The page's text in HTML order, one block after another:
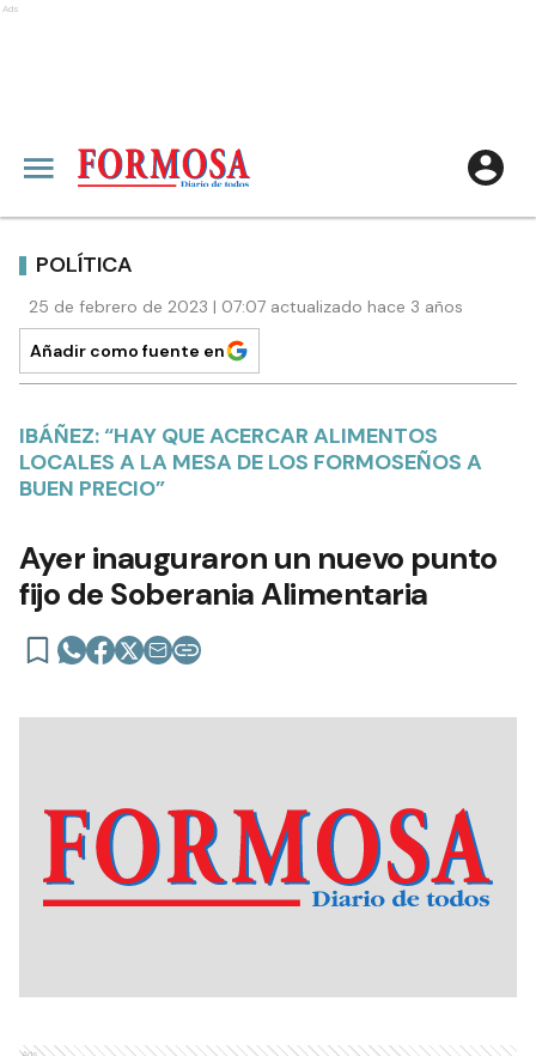
Ads
POLÍTICA
25 de febrero de 2023 | 07:07 actualizado hace 3 años
Añadir como fuente en
IBÁÑEZ: “HAY QUE ACERCAR ALIMENTOS
LOCALES A LA MESA DE LOS FORMOSEÑOS A
BUEN PRECIO”
Ayer inauguraron un nuevo punto
fijo de Soberania Alimentaria
Ads